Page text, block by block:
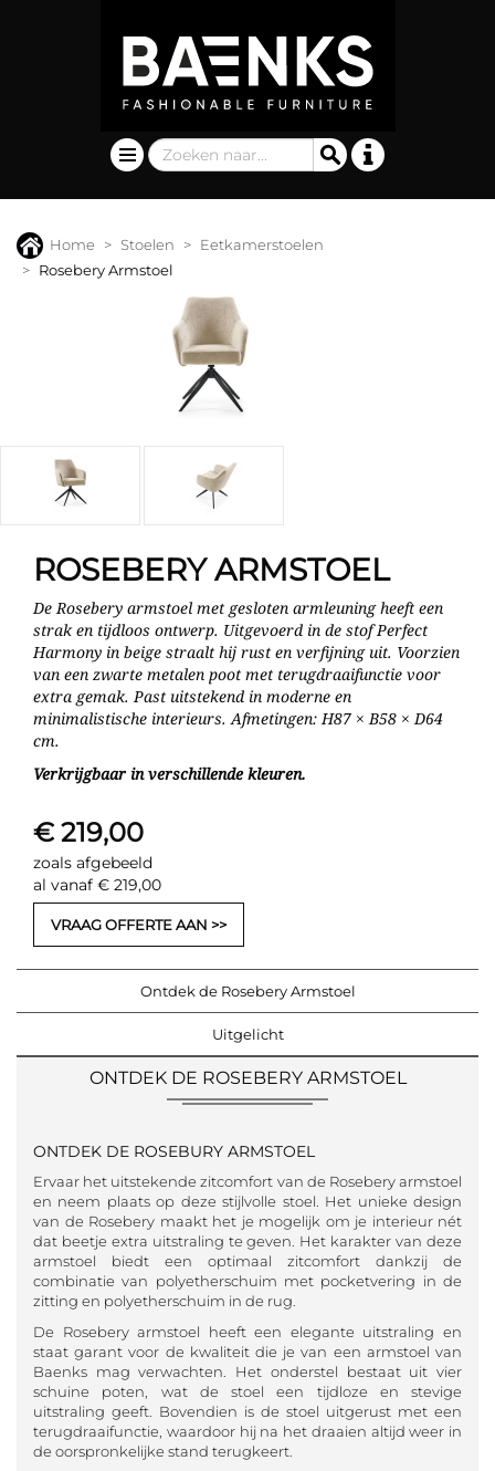
Home Stoelen
Eetkamerstoelen
Rosebery Armstoel
ROSEBERY ARMSTOEL
De Rosebery armstoel met gesloten armleuning heeft een
strak en tijdloos ontwerp. Uitgevoerd in de stof Perfect
Harmony in beige straalt hij rust en verfijning uit. Voorzien
van een zwarte metalen poot met terugdraaifunctie voor
extra gemak. Past uitstekend in moderne en
minimalistische interieurs. Afmetingen: H87 × B58 × D64
cm.
Verkrijgbaar in verschillende kleuren.
€ 219,00
zoals afgebeeld
al vanaf € 219,00
VRAAG OFFERTE AAN
Ontdek de Rosebery Armstoel
Uitgelicht
ONTDEK DE ROSEBERY ARMSTOEL
ONTDEK DE ROSEBURY ARMSTOEL
Ervaar het uitstekende zitcomfort van de Rosebery armstoel
en neem plaats op deze stijlvolle stoel. Het unieke design
van de Rosebery maakt het je mogelijk om je interieur nét
dat beetje extra uitstraling te geven. Het karakter van deze
armstoel biedt een optimaal zitcomfort dankzij de
combinatie van polyetherschuim met pocketvering in de
zitting en polyetherschuim in de rug.
De Rosebery armstoel heeft een elegante uitstraling en
staat garant voor de kwaliteit die je van een armstoel van
Baenks mag verwachten. Het onderstel bestaat uit vier
schuine poten, wat de stoel een tijdloze en stevige
uitstraling geeft. Bovendien is de stoel uitgerust met een
terugdraaifunctie, waardoor hij na het draaien altijd weer in
de oorspronkelijke stand terugkeert.